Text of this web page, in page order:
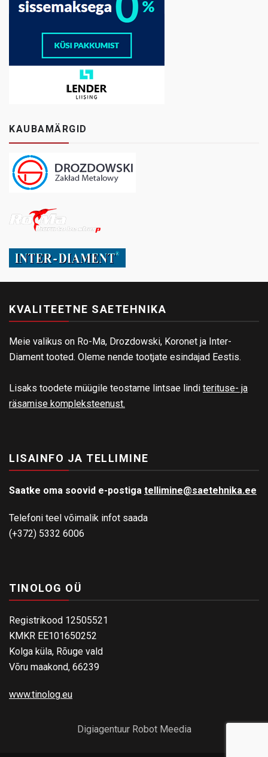
KAUBAMÄRGID
KVALITEETNE SAETEHNIKA
Meie valikus on Ro-Ma, Drozdowski, Koronet ja Inter-
Diament tooted. Oleme nende tootjate esindajad Eestis.
Lisaks toodete müügile teostame lintsae lindi terituse- ja
räsamise kompleksteenust.
LISAINFO JA TELLIMINE
Saatke oma soovid e-postiga tellimine@saetehnika.ee
Telefoni teel võimalik infot saada
(+372) 5332 6006
TINOLOG OÜ
Registrikood 12505521
KMKR EE101650252
Kolga küla, Rõuge vald
Võru maakond, 66239
www.tinolog.eu
Digiagentuur Robot Meedia